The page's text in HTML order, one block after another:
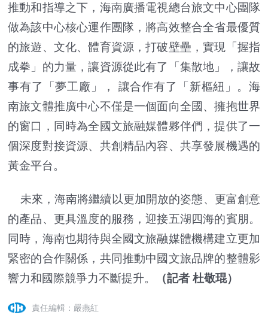
推動和指導之下，海南廣播電視總台旅文中心團隊
做為該中心核心運作團隊，將高效整合全省最優質
的旅遊、文化、體育資源，打破壁壘，實現「握指
成拳」的力量，讓資源從此有了「集散地」，讓故
事有了「夢工廠」， 讓合作有了「新樞紐」。海
南旅文體推廣中心不僅是一個面向全國、擁抱世界
的窗口，同時為全國文旅融媒體夥伴們，提供了一
個深度對接資源、共創精品內容、共享發展機遇的
黃金平台。
未來，海南將繼續以更加開放的姿態、更富創意
的產品、更具溫度的服務，迎接五湖四海的賓朋。
同時，海南也期待與全國文旅融媒體機構建立更加
緊密的合作關係，共同推動中國文旅品牌的整體影
響力和國際競爭力不斷提升。
（記者 杜敬琨）
責任編輯：嚴燕紅